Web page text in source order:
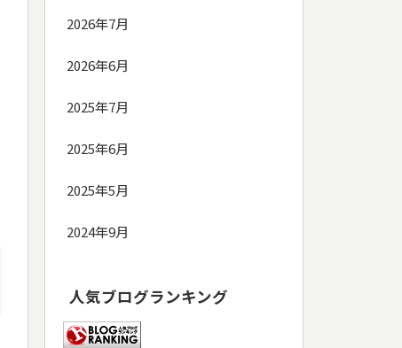
2026年7月
2026年6月
2025年7月
2025年6月
2025年5月
2024年9月
人気ブログランキング